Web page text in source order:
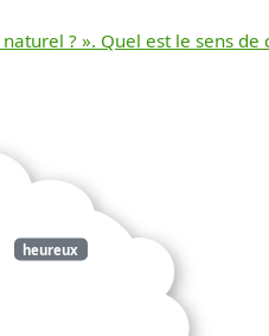
ce
? ». Quel est le sens
heureux